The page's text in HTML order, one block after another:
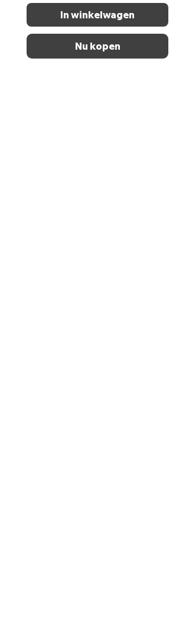
In winkelwagen
Nu kopen